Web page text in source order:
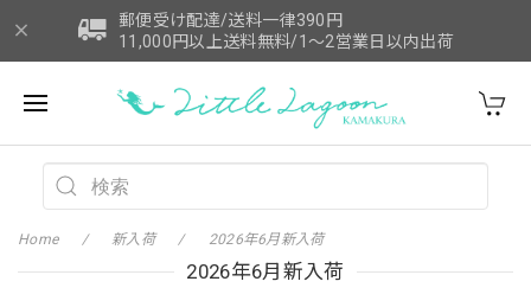
郵便受け配達/送料一律390円
11,000円以上送料無料/1～2営業日以内出荷
Home 新入荷 2026年6月新入荷
2026年6月新入荷